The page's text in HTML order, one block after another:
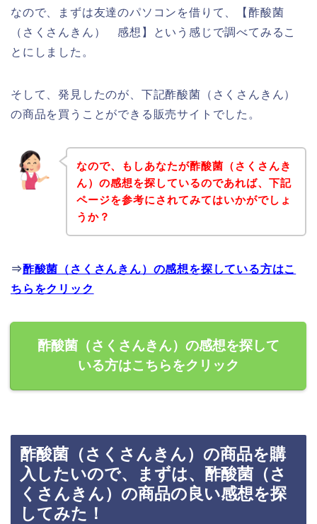
なので、まずは友達のパソコンを借りて、【酢酸菌
（さくさんきん） 感想】という感じで調べてみるこ
とにしました。
そして、発見したのが、下記酢酸菌（さくさんきん）
の商品を買うことができる販売サイトでした。
なので、もしあなたが酢酸菌（さくさんき
ん）の感想を探しているのであれば、下記
ページを参考にされてみてはいかがでしょ
うか？
⇒酢酸菌（さくさんきん）の感想を探している方はこ
ちらをクリック
酢酸菌（さくさんきん）の感想を探して
いる方はこちらをクリック
酢酸菌（さくさんきん）の商品を購
入したいので、まずは、酢酸菌（さ
くさんきん）の商品の良い感想を探
してみた！